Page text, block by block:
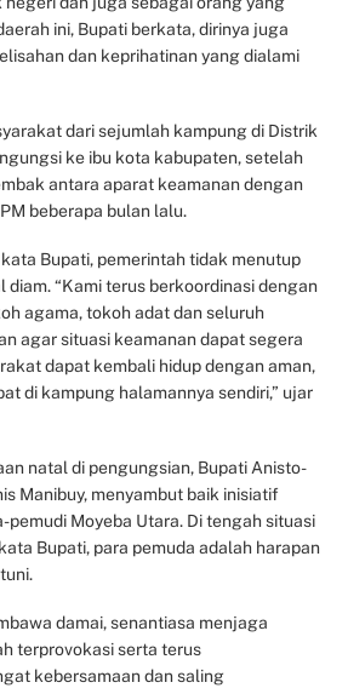
ini, Bupati berkata, dirinya juga
dan keprihatinan yang dialami
dari sejumlah kampung di Distrik
ke ibu kota kabupaten, setelah
antara aparat keamanan dengan
beberapa bulan lalu.
Bupati, pemerintah tidak menutup
“Kami terus berkoordinasi dengan
agama, tokoh adat dan seluruh
agar situasi keamanan dapat segera
dapat kembali hidup dengan aman,
di kampung halamannya sendiri,” ujar
natal di pengungsian, Bupati Anisto-
Manibuy, menyambut baik inisiatif
pemudi Moyeba Utara. Di tengah situasi
Bupati, para pemuda adalah harapan
damai, senantiasa menjaga
terprovokasi serta terus
kebersamaan dan saling